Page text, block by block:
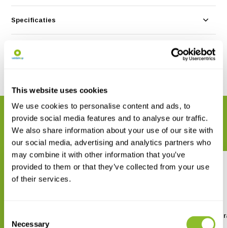
This website uses cookies
We use cookies to personalise content and ads, to
provide social media features and to analyse our traffic.
We also share information about your use of our site with
our social media, advertising and analytics partners who
may combine it with other information that you’ve
provided to them or that they’ve collected from your use
of their services.
Selection
Necessary
Specificaties
Reviews
GERELATEERDE PRODUCTEN
Maak uw bestelling compleet
Spypoint Flex-M